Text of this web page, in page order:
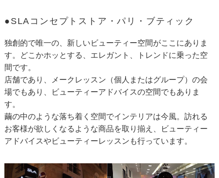
●SLAコンセプトストア・パリ・ブティック
独創的で唯一の、新しいビューティー空間がここにありま
す。どこかホッとする、エレガント、トレンドに乗った空
間です。
店舗であり、メークレッスン（個人またはグループ）の会
場でもあり、ビューティーアドバイスの空間でもありま
す。
繭の中のような落ち着く空間でインテリアは今風。訪れる
お客様が欲しくなるような商品を取り揃え、ビューティー
アドバイスやビューティーレッスンも行っています。